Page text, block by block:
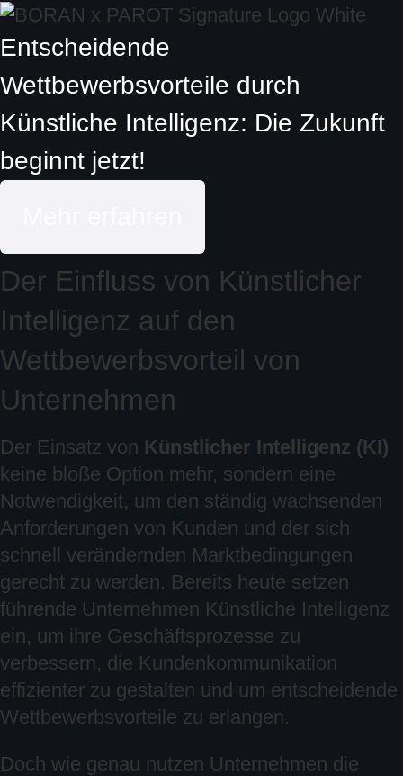
Entscheidende
Wettbewerbsvorteile durch
Künstliche Intelligenz: Die Zukunft
beginnt jetzt!
Der Einfluss von Künstlicher
Intelligenz auf den
Wettbewerbsvorteil von
Unternehmen
Der Einsatz von Künstlicher Intelligenz (KI)
keine bloße Option mehr, sondern eine
Notwendigkeit, um den ständig wachsenden
Anforderungen von Kunden und der sich
schnell verändernden Marktbedingungen
gerecht zu werden. Bereits heute setzen
führende Unternehmen Künstliche Intelligenz
ein, um ihre Geschäftsprozesse zu
verbessern, die Kundenkommunikation
effizienter zu gestalten und um entscheidende
Wettbewerbsvorteile zu erlangen.
Doch wie genau nutzen Unternehmen die